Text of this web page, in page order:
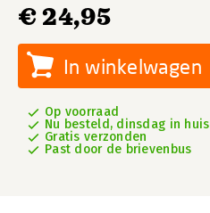
€ 24,95
In winkelwagen
Op voorraad
Nu besteld, dinsdag in huis
Gratis verzonden
Past door de brievenbus